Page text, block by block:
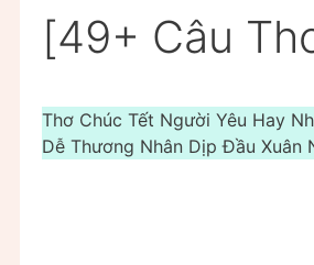
[49+ Câu
Thơ Chúc Tết Người Yêu Hay
Dễ Thương Nhân Dịp Đầu Xuân